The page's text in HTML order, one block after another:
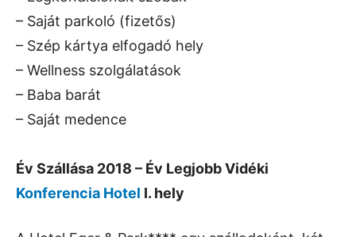
– Saját parkoló (fizetős)
– Szép kártya elfogadó hely
– Wellness szolgálatások
– Baba barát
– Saját medence
Év Szállása 2018 – Év Legjobb Vidéki
Konferencia Hotel I. hely